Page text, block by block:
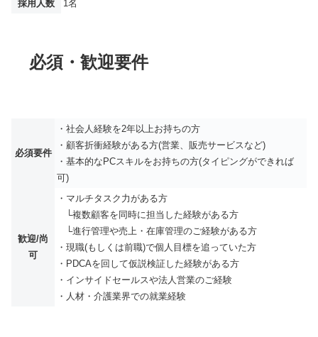
採用人数
1名
必須・歓迎要件
必須要件
・社会人経験を2年以上お持ちの方
・顧客折衝経験がある方(営業、販売サービスなど)
・基本的なPCスキルをお持ちの方(タイピングができれば
可)
歓迎/尚
可
・マルチタスク力がある方
└複数顧客を同時に担当した経験がある方
└進行管理や売上・在庫管理のご経験がある方
・現職(もしくは前職)で個人目標を追っていた方
・PDCAを回して仮説検証した経験がある方
・インサイドセールスや法人営業のご経験
・人材・介護業界での就業経験